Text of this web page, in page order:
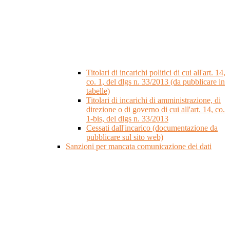
Titolari di incarichi politici di cui all'art. 14,
co. 1, del dlgs n. 33/2013 (da pubblicare in
tabelle)
Titolari di incarichi di amministrazione, di
direzione o di governo di cui all'art. 14, co.
1-bis, del dlgs n. 33/2013
Cessati dall'incarico (documentazione da
pubblicare sul sito web)
Sanzioni per mancata comunicazione dei dati